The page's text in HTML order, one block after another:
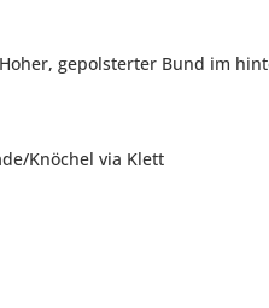
gepolsterter Bund im
Knöchel via Klett